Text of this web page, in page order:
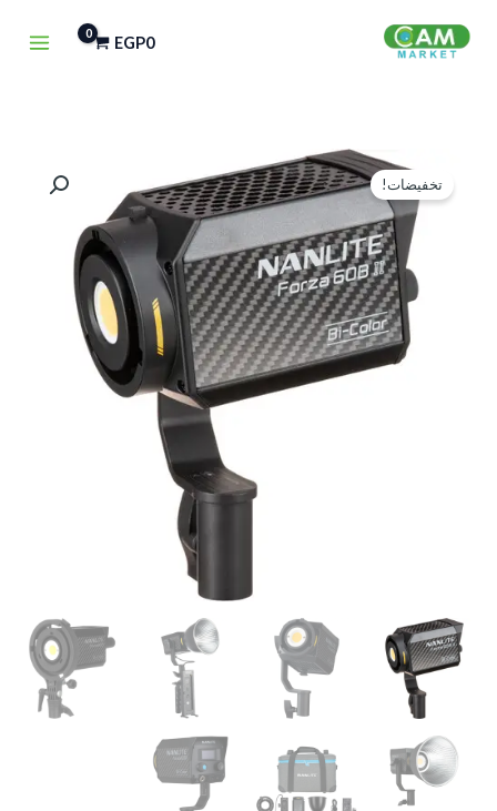
EGP0
تخفيضات!
السعر
الأصلي
هو:
EGP15,000.
السعر
الحالي
هو:
EGP10,000.